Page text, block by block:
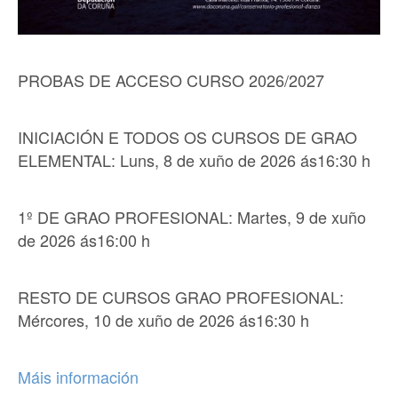
PROBAS DE ACCESO CURSO 2026/2027
INICIACIÓN E TODOS OS CURSOS DE GRAO
ELEMENTAL: Luns, 8 de xuño de 2026 ás16:30 h
1º DE GRAO PROFESIONAL: Martes, 9 de xuño
de 2026 ás16:00 h
RESTO DE CURSOS GRAO PROFESIONAL:
Mércores, 10 de xuño de 2026 ás16:30 h
Máis información